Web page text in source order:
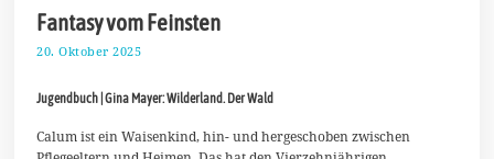
Fantasy vom Feinsten
20. Oktober 2025
O
t
o
Jugendbuch | Gina Mayer: Wilderland. Der Wald
Calum ist ein Waisenkind, hin- und hergeschoben zwischen